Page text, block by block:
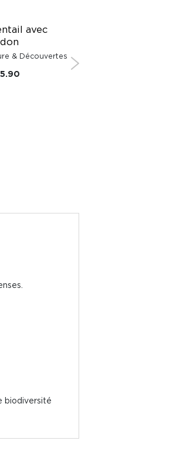
avec
& Découvertes
biodiversité